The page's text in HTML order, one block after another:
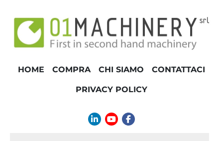
HOME COMPRA CHI SIAMO CONTATTACI
PRIVACY POLICY
linkedinyoutubefacebook